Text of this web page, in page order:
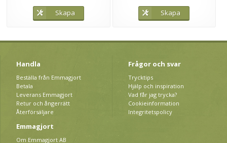
Skapa Skapa
Handla
Beställa från Emmagjort
Betala
Leverans Emmagjort
Retur och ångerrätt
Återförsäljare
Frågor och svar
Trycktips
Hjälp och inspiration
Vad får jag trycka?
Cookieinformation
Integritetspolicy
Emmagjort
Om Emmagjort AB